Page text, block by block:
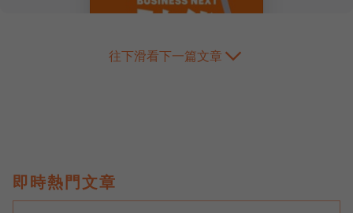
往下滑看下一篇文章
即時熱門文章